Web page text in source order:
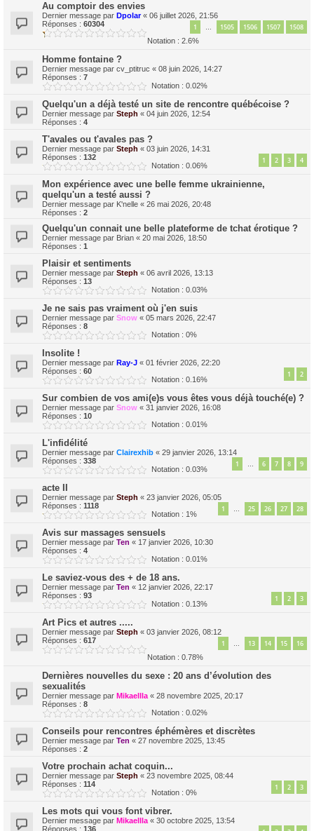
Au comptoir des envies
Dernier message par Dpolar« 06 juillet 2026, 21:56
Réponses : 60304 1 … 1505 1506 1507 1508
Notation : 2.6%
Homme fontaine ?
Dernier message par cv_ptitruc « 08 juin 2026, 14:27
Réponses : 7
Notation : 0.02%
Quelqu'un a déjà testé un site de rencontre québécoise ?
Dernier message par Steph « 04 juin 2026, 12:54
Réponses : 4
T'avales ou t'avales pas ?
Dernier message par Steph « 03 juin 2026, 14:31
Réponses : 132 1 2 3 4
Notation : 0.06%
Mon expérience avec une belle femme ukrainienne,
quelqu'un a testé aussi ?
Dernier message par K'nelle « 26 mai 2026, 20:48
Réponses : 2
Quelqu'un connait une belle plateforme de tchat érotique ?
Dernier message par Brian « 20 mai 2026, 18:50
Réponses : 1
Plaisir et sentiments
Dernier message par Steph « 06 avril 2026, 13:13
Réponses : 13
Notation : 0.03%
Je ne sais pas vraiment où j'en suis
Dernier message par Snow « 05 mars 2026, 22:47
Réponses : 8
Notation : 0%
Insolite !
Dernier message par Ray-J « 01 février 2026, 22:20
Réponses : 60 1 2
Notation : 0.16%
Sur combien de vos ami(e)s vous êtes vous déjà touché(e) ?
Dernier message par Snow « 31 janvier 2026, 16:08
Réponses : 10
Notation : 0.01%
L'infidélité
Dernier message par Clairexhib « 29 janvier 2026, 13:14
Réponses : 338 1 … 6 7 8 9
Notation : 0.03%
acte II
Dernier message par Steph « 23 janvier 2026, 05:05
Réponses : 1118 1 … 25 26 27 28
Notation : 1%
Avis sur massages sensuels
Dernier message par Ten « 17 janvier 2026, 10:30
Réponses : 4
Notation : 0.01%
Le saviez-vous des + de 18 ans.
Dernier message par Ten « 12 janvier 2026, 22:17
Réponses : 93 1 2 3
Notation : 0.13%
Art Pics et autres .....
Dernier message par Steph « 03 janvier 2026, 08:12
Réponses : 617 1 … 13 14 15 16
Notation : 0.78%
Dernières nouvelles du sexe : 20 ans d’évolution des
sexualités
Dernier message par Mikaellla « 28 novembre 2025, 20:17
Réponses : 8
Notation : 0.02%
Conseils pour rencontres éphémères et discrètes
Dernier message par Ten « 27 novembre 2025, 13:45
Réponses : 2
Votre prochain achat coquin...
Dernier message par Steph « 23 novembre 2025, 08:44
Réponses : 114 1 2 3
Notation : 0%
Les mots qui vous font vibrer.
Dernier message par Mikaellla « 30 octobre 2025, 13:54
Réponses : 136